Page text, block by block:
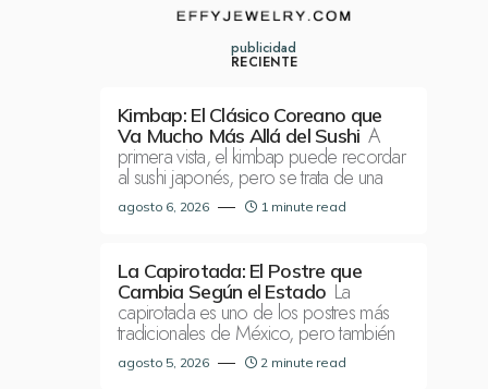
publicidad
RECIENTE
Kimbap: El Clásico Coreano que
Va Mucho Más Allá del Sushi A
primera vista, el kimbap puede recordar
al sushi japonés, pero se trata de una
agosto 6, 2026 1 minute read
La Capirotada: El Postre que
Cambia Según el Estado La
capirotada es uno de los postres más
tradicionales de México, pero también
agosto 5, 2026 2 minute read